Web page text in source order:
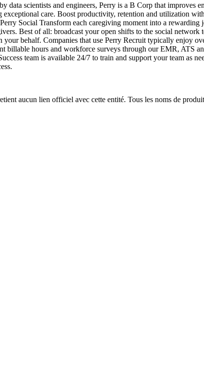
scientists and engineers, Perry is a B Corp that improves
care. Boost productivity, retention and utilization
Social Transform each caregiving moment into a
Best of all: broadcast your open shifts to the social network
behalf. Companies that use Perry Recruit typically enjoy
billable hours and workforce surveys through our EMR, ATS
team is available 24/7 to train and support your team as
aucun lien officiel avec cette entité. Tous les noms de